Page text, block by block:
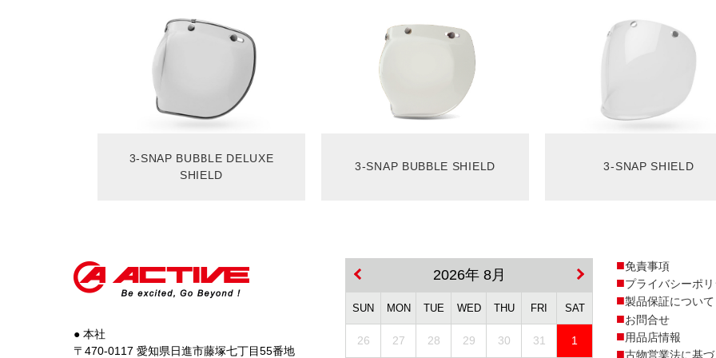
3-SNAP BUBBLE DELUXE
SHIELD
3-SNAP BUBBLE SHIELD 3-SNAP SHIELD
● 本社
〒470-0117 愛知県日進市藤塚七丁目55番地
2026年 8月
SUN MON TUE WED THU FRI SAT
26 27 28 29 30 31 1
免責事項
プライバシーポ
製品保証について
お問合せ
用品店情報
古物営業法に基